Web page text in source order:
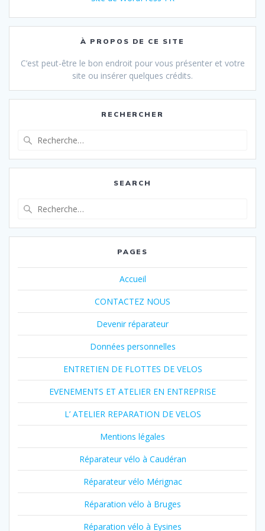
À PROPOS DE CE SITE
C’est peut-être le bon endroit pour vous présenter et votre
site ou insérer quelques crédits.
RECHERCHER
:
SEARCH
:
PAGES
Accueil
CONTACTEZ NOUS
Devenir réparateur
Données personnelles
ENTRETIEN DE FLOTTES DE VELOS
EVENEMENTS ET ATELIER EN ENTREPRISE
L’ ATELIER REPARATION DE VELOS
Mentions légales
Réparateur vélo à Caudéran
Réparateur vélo Mérignac
Réparation vélo à Bruges
Réparation vélo à Eysines